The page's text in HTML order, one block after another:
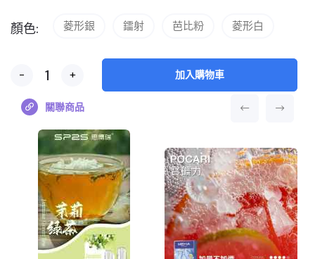
顏色: 菱形銀 鐳射 芭比粉 菱形白
- + 加入購物車
關聯商品